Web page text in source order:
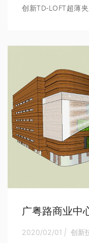
创新TD-LOFT超薄
广粤路商业中
2020/02/01 | 创新